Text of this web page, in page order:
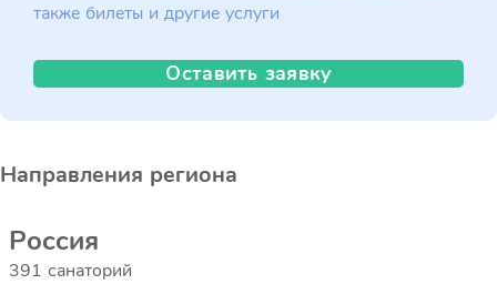
также билеты и другие услуги
Оставить заявку
Направления региона
Россия
391 санаторий